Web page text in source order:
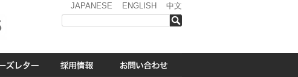
JAPANESE ENGLISH 中文